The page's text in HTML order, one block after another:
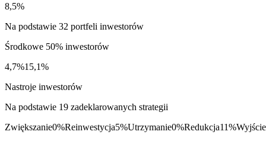
8,5%
Na podstawie 32 portfeli inwestorów
Środkowe 50% inwestorów
4,7%15,1%
Nastroje inwestorów
Na podstawie 19 zadeklarowanych strategii
Zwiększanie0%Reinwestycja5%Utrzymanie0%Redukcja11%Wyjście